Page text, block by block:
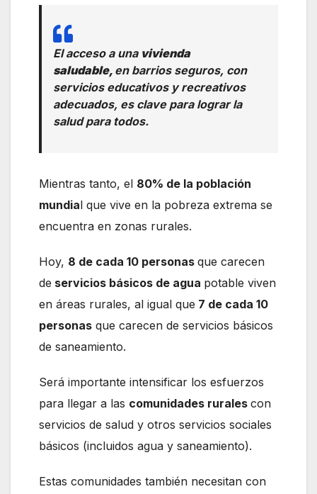
El acceso a una vivienda
saludable, en barrios seguros, con
servicios educativos y recreativos
adecuados, es clave para lograr la
salud para todos.
Mientras tanto, el 80% de la población
mundial que vive en la pobreza extrema se
encuentra en zonas rurales.
Hoy, 8 de cada 10 personas que carecen
de servicios básicos de agua potable viven
en áreas rurales, al igual que 7 de cada 10
personas que carecen de servicios básicos
de saneamiento.
Será importante intensificar los esfuerzos
para llegar a las comunidades rurales con
servicios de salud y otros servicios sociales
básicos (incluidos agua y saneamiento).
Estas comunidades también necesitan con